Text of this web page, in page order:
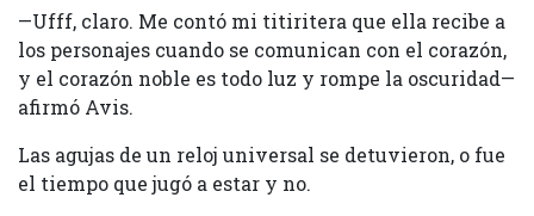
—Ufff, claro. Me contó mi titiritera que ella recibe a
los personajes cuando se comunican con el corazón,
y el corazón noble es todo luz y rompe la oscuridad—
afirmó Avis.
Las agujas de un reloj universal se detuvieron, o fue
el tiempo que jugó a estar y no.